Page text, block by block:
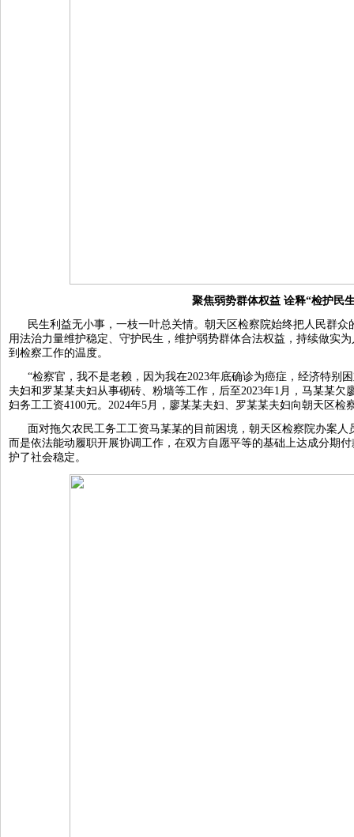
聚焦弱势群体权益 诠释“检护民
民生利益无小事，一枝一叶总关情。朝天区检察院始终把人民群
用法治力量维护稳定、守护民生，维护弱势群体合法权益，持续做实
到检察工作的温度。
“检察官，我不是老赖，因为我在2023年底确诊为癌症，经济特别
夫妇和罗某某夫妇从事砌砖、粉墙等工作，后至2023年1月，马某某欠
妇务工工资4100元。2024年5月，廖某某夫妇、罗某某夫妇向朝天区检
面对拖欠农民工务工工资马某某的目前困境，朝天区检察院办案
而是依法能动履职开展协调工作，在双方自愿平等的基础上达成分期
护了社会稳定。